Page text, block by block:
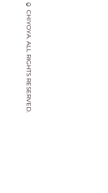
© CHIYOYA. ALL RIGHTS RESERVED.